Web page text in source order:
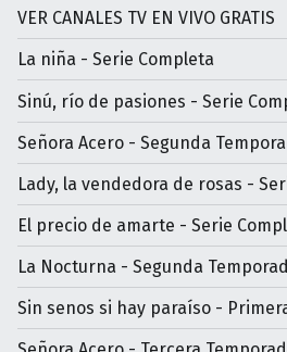
VER CANALES TV EN VIVO GRATIS
La niña - Serie Completa
Sinú, río de pasiones - Serie
Señora Acero - Segunda
Lady, la vendedora de rosas -
El precio de amarte - Serie
La Nocturna - Segunda
Sin senos si hay paraíso -